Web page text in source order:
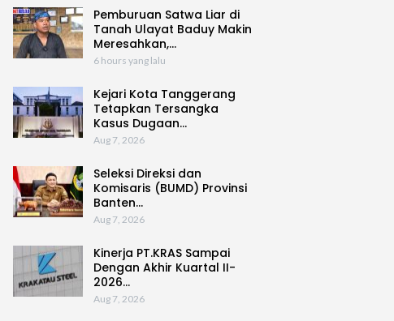
Pemburuan Satwa Liar di
Tanah Ulayat Baduy Makin
Meresahkan,…
6 hours yang lalu
Kejari Kota Tanggerang
Tetapkan Tersangka
Kasus Dugaan…
Aug 7, 2026
Seleksi Direksi dan
Komisaris (BUMD) Provinsi
Banten…
Aug 7, 2026
Kinerja PT.KRAS Sampai
Dengan Akhir Kuartal II-
2026…
Aug 7, 2026